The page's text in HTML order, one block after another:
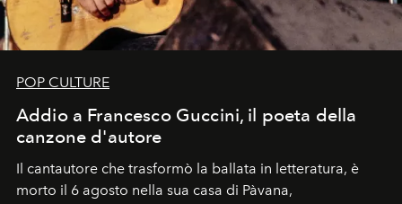
POP CULTURE
Addio a Francesco Guccini, il poeta della
canzone d'autore
Il cantautore che trasformò la ballata in letteratura, è
morto il 6 agosto nella sua casa di Pàvana,